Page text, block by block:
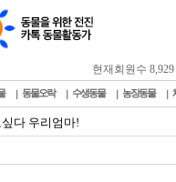
현재회원수 8,929
동물오락 수생동물 농장동물
다 우리엄마!